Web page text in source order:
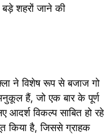
बड़े शहरों जाने की
ने विशेष रूप से बजाज गो
हैं, जो एक बार के पूर्ण
विकल्प साबित हो रहे
किया है, जिससे ग्राहक